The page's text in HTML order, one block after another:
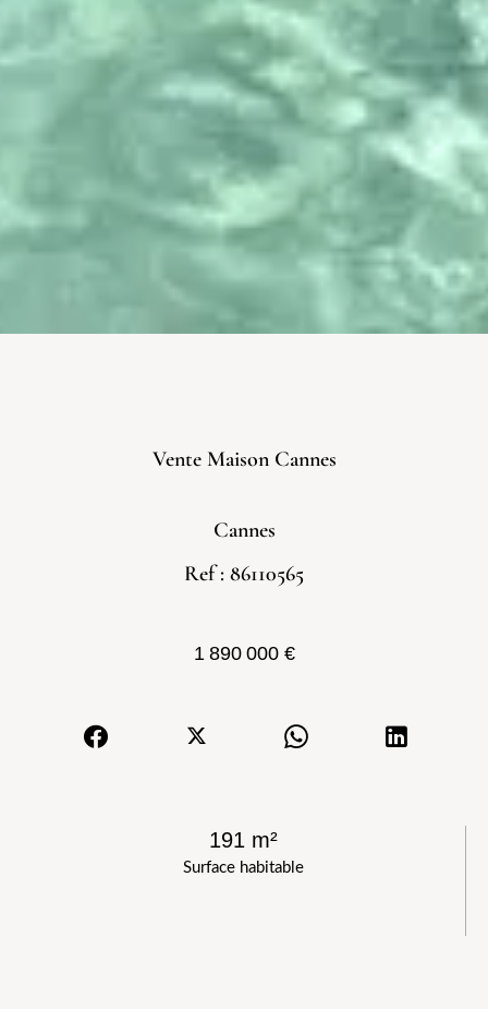
Surface habitable
191 m²
Vente Maison Cannes
Cannes
Ref : 86110565
1 890 000 €